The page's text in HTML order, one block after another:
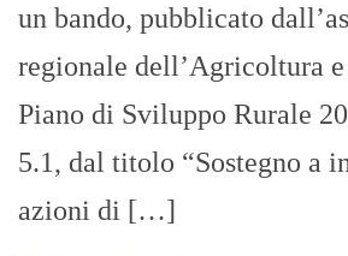
un bando, pubblicato
regionale dell’Agricoltura
Piano di Sviluppo Rurale
5.1, dal titolo “Sostegno a
azioni di […]